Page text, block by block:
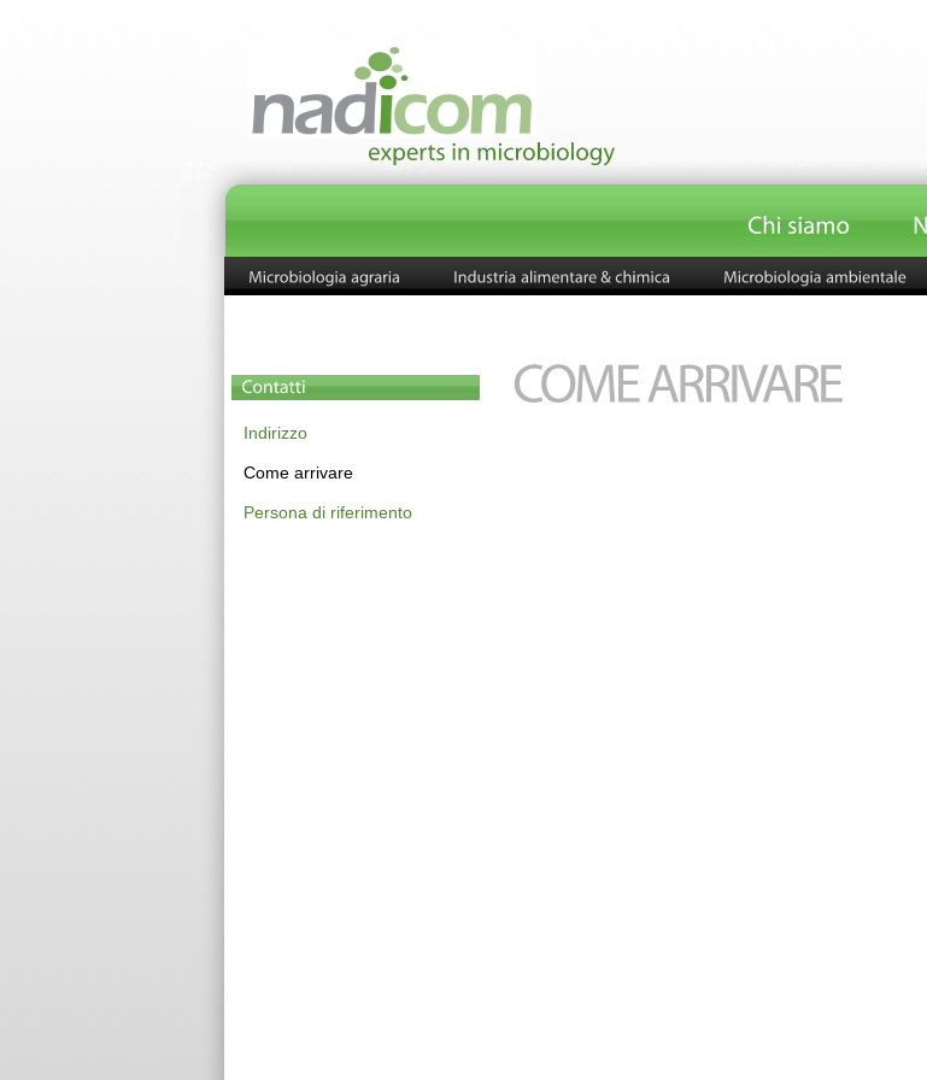
Indirizzo
Come arrivare
Persona di riferimento